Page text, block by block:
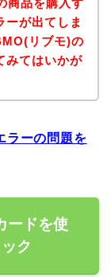
商品を購入す
ーが出てしま
リブモ)の
みてはいかが
ラーの問題を
ードを使
ク